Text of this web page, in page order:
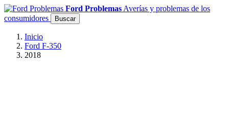
Ford Problemas Averías y problemas de los
consumidores
Buscar
Inicio
Ford F-350
2018